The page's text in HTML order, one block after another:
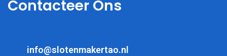
Contacteer Ons
info@slotenmakertao.nl